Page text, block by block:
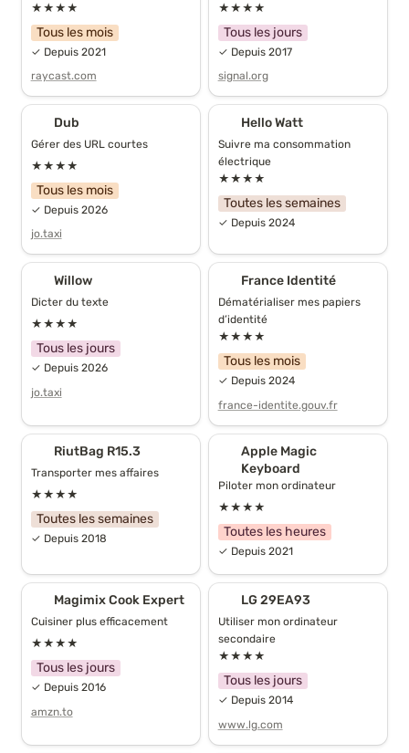
★★★★
Tous les mois
✓ Depuis 2021
raycast.com
★★★★
Tous les jours
✓ Depuis 2017
signal.org
Dub
Dub
Gérer des URL courtes
★★★★
Tous les mois
✓ Depuis 2026
jo.taxi
Hello Watt
Hello Watt
Suivre ma consommation
électrique
★★★★
Toutes les semaines
✓ Depuis 2024
Willow
Willow
Dicter du texte
★★★★
Tous les jours
✓ Depuis 2026
jo.taxi
France Identité
France Identité
Dématérialiser mes papiers
d’identité
★★★★
Tous les mois
✓ Depuis 2024
france-identite.gouv.fr
RiutBag R15.3
RiutBag R15.3
Transporter mes affaires
★★★★
Toutes les semaines
✓ Depuis 2018
Apple Magic Keyboard
Apple Magic
Keyboard
Piloter mon ordinateur
★★★★
Toutes les heures
✓ Depuis 2021
Magimix Cook Expert
Magimix Cook Expert
Cuisiner plus efficacement
★★★★
Tous les jours
✓ Depuis 2016
amzn.to
LG 29EA93
LG 29EA93
Utiliser mon ordinateur
secondaire
★★★★
Tous les jours
✓ Depuis 2014
www.lg.com